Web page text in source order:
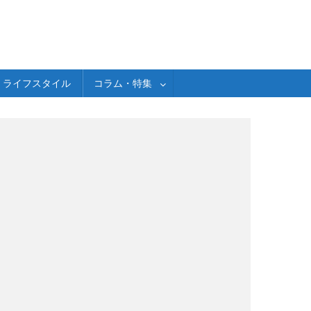
ライフスタイル コラム・特集